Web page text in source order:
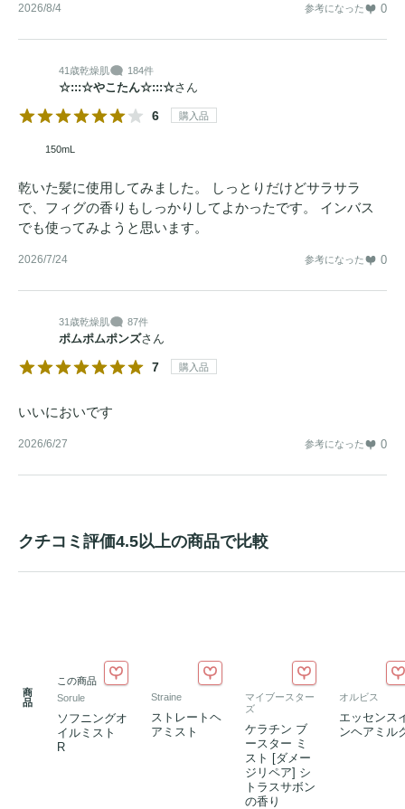
2026/8/4 参考になった 0
41歳乾燥肌 184件
☆:::☆やこたん☆:::☆さん
6 購入品
150mL
乾いた髪に使用してみました。 しっとりだけどサラサラ
で、フィグの香りもしっかりしてよかったです。 インバス
でも使ってみようと思います。
2026/7/24 参考になった 0
31歳乾燥肌 87件
ポムポムポンズさん
7 購入品
いいにおいです
2026/6/27 参考になった 0
クチコミ評価4.5以上の商品で比較
商
品
この商品
Sorule
ソフニングオ
イルミスト
R
Straine
ストレートヘ
アミスト
マイブースター
ズ
ケラチン ブ
ースター ミ
スト [ダメー
ジリペア] シ
トラスサボン
の香り
オルビス
エッセンス
ンヘアミル